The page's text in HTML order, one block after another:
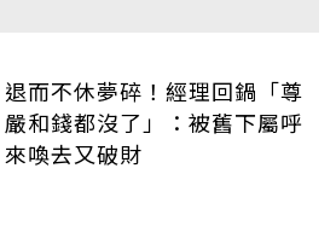
退而不休夢碎！經理回鍋「尊
嚴和錢都沒了」：被舊下屬呼
來喚去又破財